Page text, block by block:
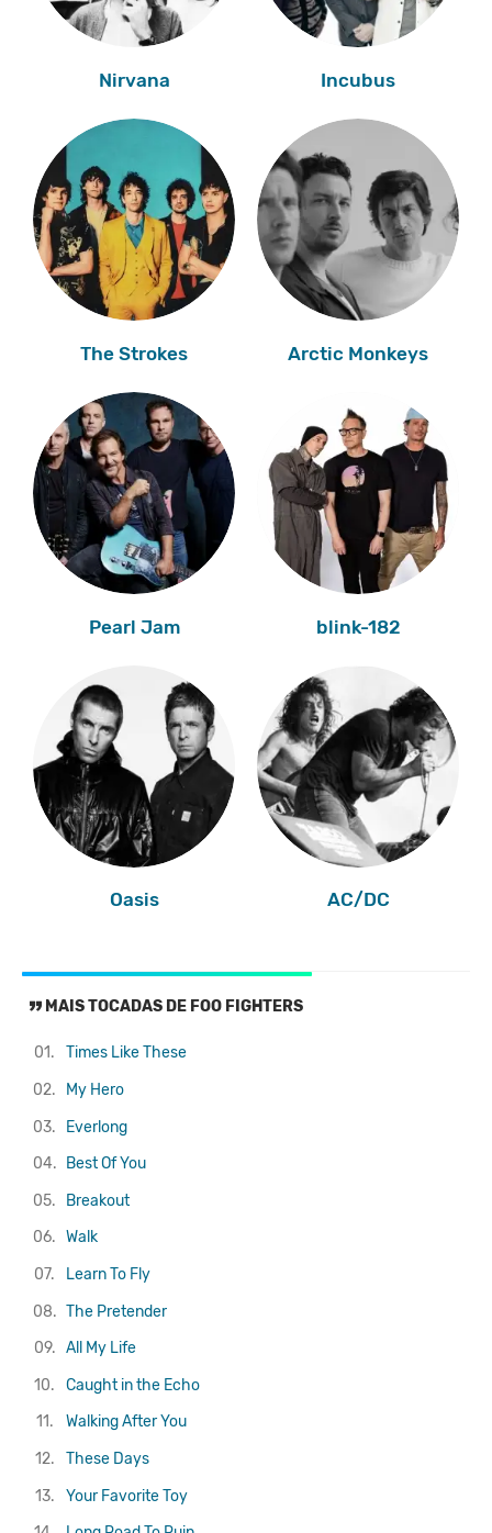
Nirvana Incubus
The Strokes Arctic Monkeys
Pearl Jam blink-182
Oasis AC/DC
MAIS TOCADAS DE FOO FIGHTERS
01.
Times Like These
02.
My Hero
03.
Everlong
04.
Best Of You
05.
Breakout
06. Walk
07.
Learn To Fly
08. The Pretender
09. All My Life
10.
Caught in the Echo
11.
Walking After You
12.
These Days
13.
Your Favorite Toy